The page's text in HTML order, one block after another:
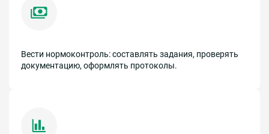
Вести нормоконтроль: составлять задания, проверять
документацию, оформлять протоколы.